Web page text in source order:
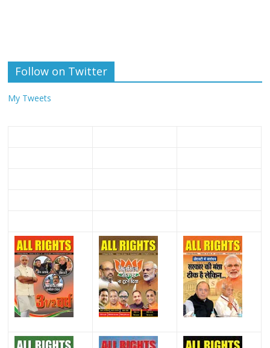
Follow on Twitter
My Tweets